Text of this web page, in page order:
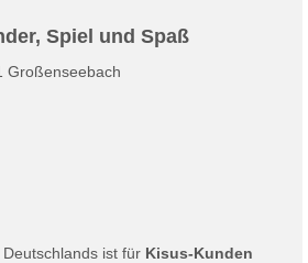
Spiel und Spaß
Großenseebach
ist für Kisus-Kunden